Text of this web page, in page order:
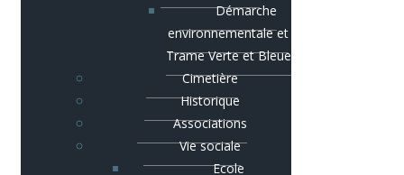
Démarche
environnementale et
Trame Verte et Bleue
Cimetière
Historique
Associations
Vie sociale
Ecole